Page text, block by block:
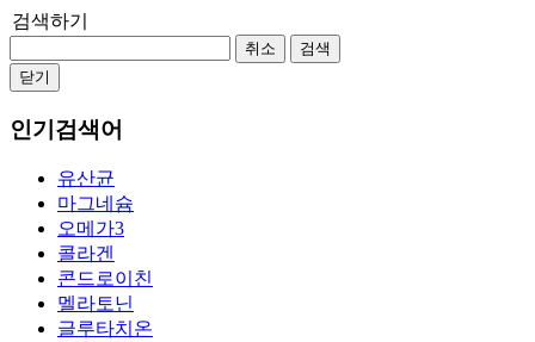
검색하기
취소
검색
닫기
인기검색어
유산균
마그네슘
오메가3
콜라겐
콘드로이친
멜라토닌
글루타치온